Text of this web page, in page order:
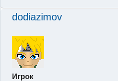
dodiazimov
Игрок